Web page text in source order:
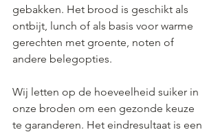
gebakken. Het brood is geschikt als
ontbijt, lunch of als basis voor warme
gerechten met groente, noten of
andere belegopties.
Wij letten op de hoeveelheid suiker in
onze broden om een gezonde keuze
te garanderen. Het eindresultaat is een